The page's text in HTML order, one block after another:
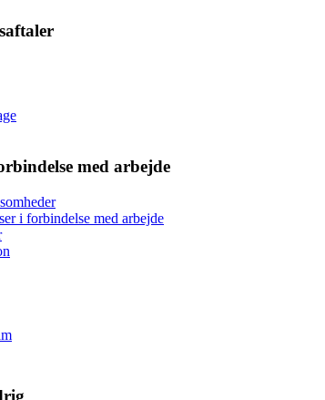
med arbejde
i forbindelse med arbejde